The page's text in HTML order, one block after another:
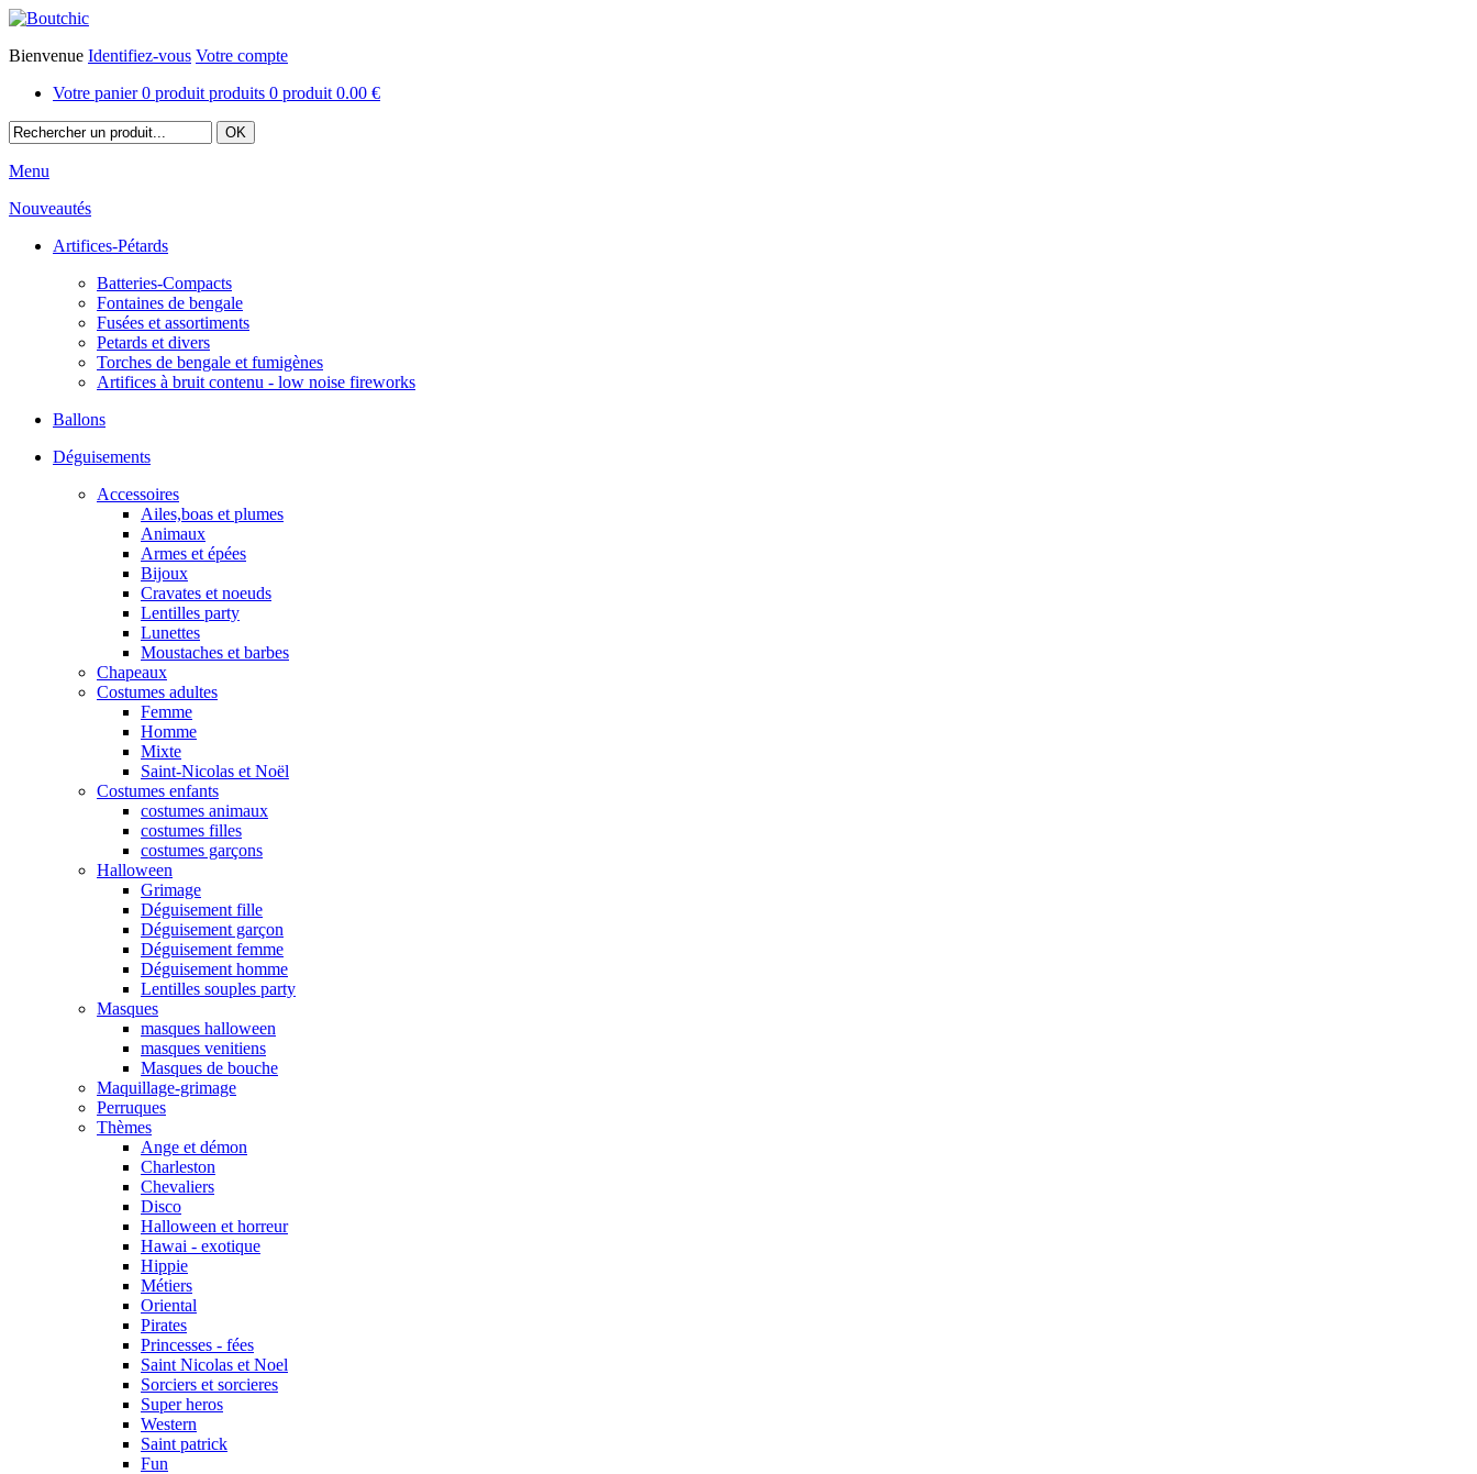
Bienvenue Identifiez-vous Votre compte
Votre panier 0 produit produits 0 produit 0.00 €
Menu
Nouveautés
Artifices-Pétards
Batteries-Compacts
Fontaines de bengale
Fusées et assortiments
Petards et divers
Torches de bengale et fumigènes
Artifices à bruit contenu - low noise fireworks
Ballons
Déguisements
Accessoires
Ailes,boas et plumes
Animaux
Armes et épées
Bijoux
Cravates et noeuds
Lentilles party
Lunettes
Moustaches et barbes
Chapeaux
Costumes adultes
Femme
Homme
Mixte
Saint-Nicolas et Noël
Costumes enfants
costumes animaux
costumes filles
costumes garçons
Halloween
Grimage
Déguisement fille
Déguisement garçon
Déguisement femme
Déguisement homme
Lentilles souples party
Masques
masques halloween
masques venitiens
Masques de bouche
Maquillage-grimage
Perruques
Thèmes
Ange et démon
Charleston
Chevaliers
Disco
Halloween et horreur
Hawai - exotique
Hippie
Métiers
Oriental
Pirates
Princesses - fées
Saint Nicolas et Noel
Sorciers et sorcieres
Super heros
Western
Saint patrick
Fun